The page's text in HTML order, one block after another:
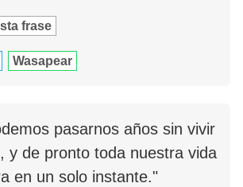
frase
Wasapear
pasarnos años sin vivir
y de pronto toda nuestra vida
en un solo instante."